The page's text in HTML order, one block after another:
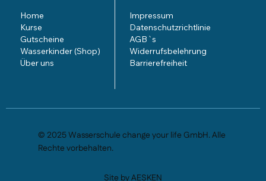
Home
Kurse
Gutscheine
Wasserkinder (Shop)
Über uns
Impressum
Datenschutzrichtlinie
AGB`s
Widerrufsbelehrung
Barrierefreiheit
© 2025 Wasserschule change your life GmbH. Alle
Rechte vorbehalten.
Site by AESKEN